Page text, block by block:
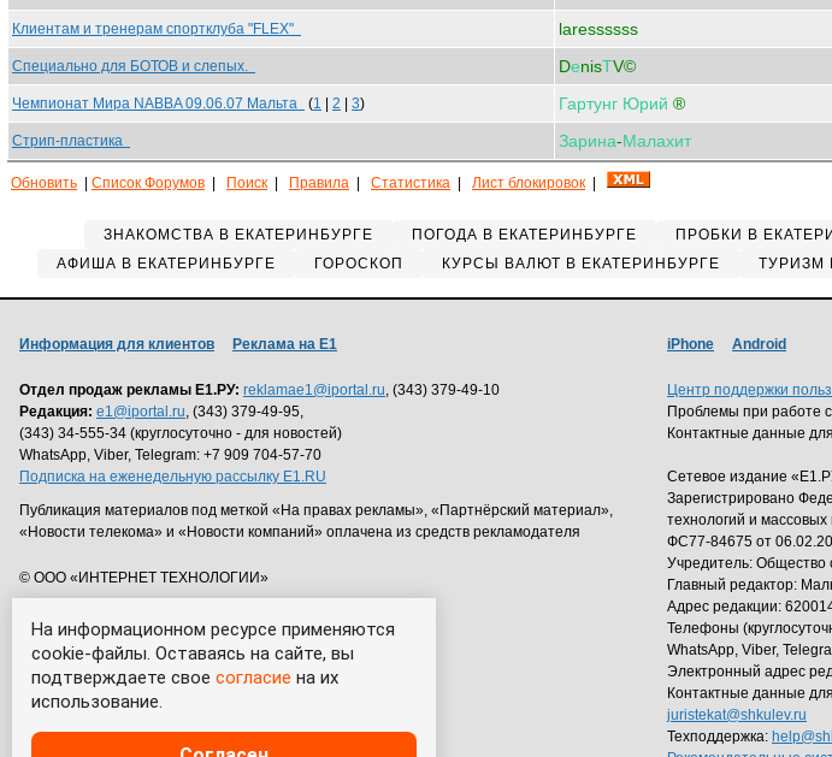
На информационном ресурсе применяются
cookie-файлы. Оставаясь на сайте, вы
подтверждаете свое согласие на их
использование.
Клиентам и тренерам спортклуба "FLEX" laressssss
Специально для БОТОВ и слепых. DеnisТV©
Чемпионат Мира NABBA 09.06.07 Мальта (1 2 3) Гартунг Юрий ®
Стрип-пластика Зарина-Малахит
Обновить Список Форумов Поиск Правила Статистика Лист блокировок
ЗНАКОМСТВА В ЕКАТЕРИНБУРГЕ ПОГОДА В ЕКАТЕРИНБУРГЕ ПРОБКИ В
АФИША В ЕКАТЕРИНБУРГЕ
ГОРОСКОП КУРСЫ ВАЛЮТ В ЕКАТЕРИНБУРГЕ ТУРИЗМ
Информация для клиентов Реклама на Е1
Отдел продаж рекламы Е1.РУ: reklamae1@iportal.ru, (343) 379-49-10
Редакция: e1@iportal.ru, (343) 379-49-95,
(343) 34-555-34 (круглосуточно - для новостей)
WhatsApp, Viber, Telegram: +7 909 704-57-70
Подписка на еженедельную рассылку E1.RU
Публикация материалов под меткой «На правах рекламы», «Партнёрский материал»,
«Новости телекома» и «Новости компаний» оплачена из средств рекламодателя
© ООО «ИНТЕРНЕТ ТЕХНОЛОГИИ»
iPhone Android
Центр поддержки
Проблемы при работе
Контактные данные
Сетевое издание
Зарегистрировано
технологий и
ФС77-84675 от
Учредитель:
Главный редактор:
Адрес редакции:
Телефоны
WhatsApp, Viber,
Электронный адрес
Контактные данные
juristekat@shkulev.ru
Техподдержка: